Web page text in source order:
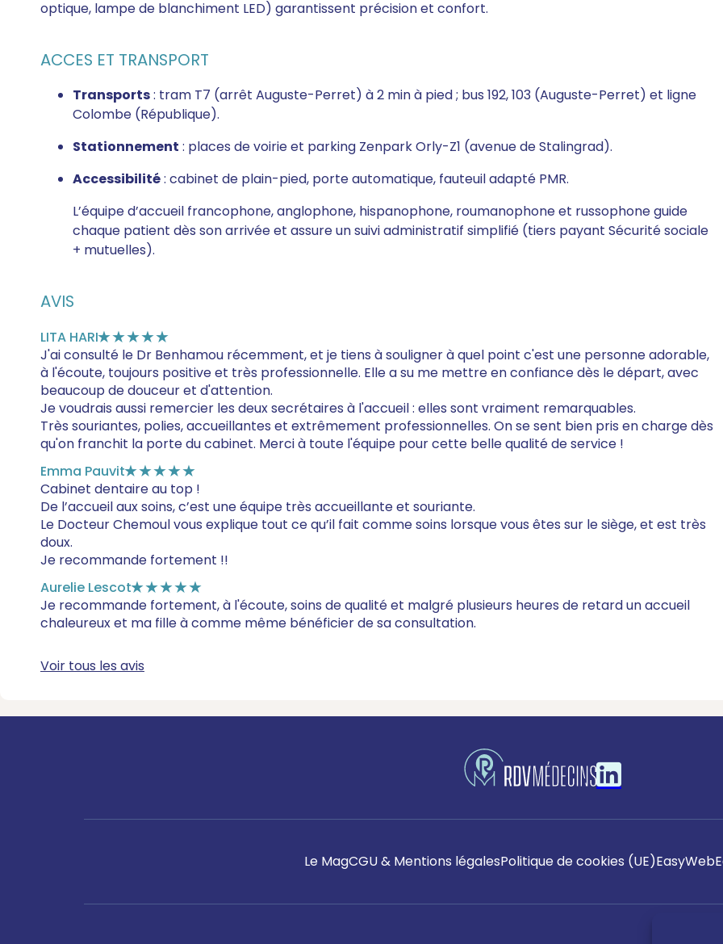
optique, lampe de blanchiment LED) garantissent précision et confort.
ACCES ET TRANSPORT
Transports: tram T7 (arrêt Auguste-Perret) à 2 min à pied ; bus 192, 103 (Auguste-Perret) et ligne
Colombe (République).
Stationnement : places de voirie et parking Zenpark Orly-Z1 (avenue de Stalingrad).
Accessibilité: cabinet de plain-pied, porte automatique, fauteuil adapté PMR.
L’équipe d’accueil francophone, anglophone, hispanophone, roumanophone et russophone guide
chaque patient dès son arrivée et assure un suivi administratif simplifié (tiers payant Sécurité sociale
+ mutuelles).
AVIS
LITA HARI★★★★★
J'ai consulté le Dr Benhamou récemment, et je tiens à souligner à quel point c'est une personne adorable,
à l'écoute, toujours positive et très professionnelle. Elle a su me mettre en confiance dès le départ, avec
beaucoup de douceur et d'attention.
Je voudrais aussi remercier les deux secrétaires à l'accueil : elles sont vraiment remarquables.
Très souriantes, polies, accueillantes et extrêmement professionnelles. On se sent bien pris en charge dès
qu'on franchit la porte du cabinet. Merci à toute l'équipe pour cette belle qualité de service !
Emma Pauvit★★★★★
Cabinet dentaire au top !
De l’accueil aux soins, c’est une équipe très accueillante et souriante.
Le Docteur Chemoul vous explique tout ce qu’il fait comme soins lorsque vous êtes sur le siège, et est très
doux.
Je recommande fortement !!
Aurelie Lescot★★★★★
Je recommande fortement, à l'écoute, soins de qualité et malgré plusieurs heures de retard un accueil
chaleureux et ma fille à comme même bénéficier de sa consultation.
Voir tous les avis
Le MagCGU & Mentions légalesPolitique de cookies (UE)EasyWeb